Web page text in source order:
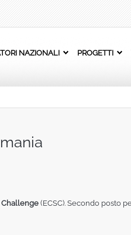
NAZIONALI PROGETTI
Challenge (ECSC). Secondo posto